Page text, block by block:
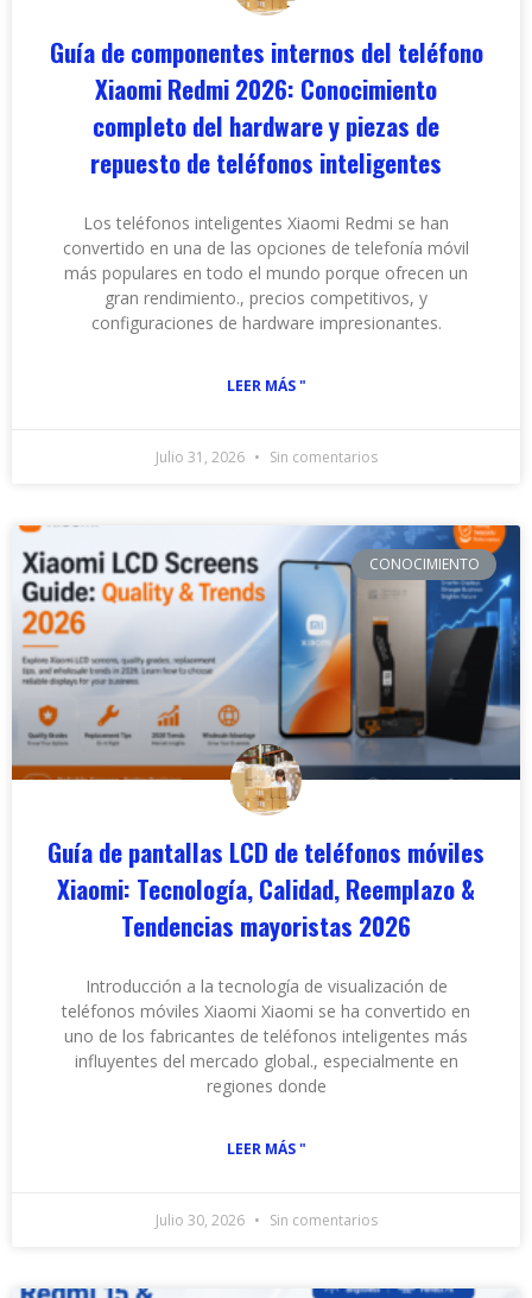
Guía de componentes internos del teléfono
Xiaomi Redmi 2026: Conocimiento
completo del hardware y piezas de
repuesto de teléfonos inteligentes
Los teléfonos inteligentes Xiaomi Redmi se han
convertido en una de las opciones de telefonía móvil
más populares en todo el mundo porque ofrecen un
gran rendimiento., precios competitivos, y
configuraciones de hardware impresionantes.
LEER MÁS "
Julio 31, 2026 Sin comentarios
CONOCIMIENTO
Guía de pantallas LCD de teléfonos móviles
Xiaomi: Tecnología, Calidad, Reemplazo &
Tendencias mayoristas 2026
Introducción a la tecnología de visualización de
teléfonos móviles Xiaomi Xiaomi se ha convertido en
uno de los fabricantes de teléfonos inteligentes más
influyentes del mercado global., especialmente en
regiones donde
LEER MÁS "
Julio 30, 2026 Sin comentarios